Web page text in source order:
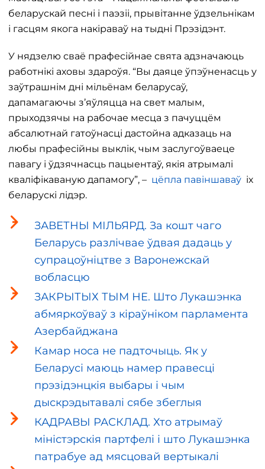
беларускай песні і паэзіі, прывітанне ўдзельнікам
і гасцям якога накіраваў на тыдні Прэзідэнт.
У нядзелю сваё прафесійнае свята адзначаюць
работнікі аховы здароўя. “Вы даяце ўпэўненасць у
заўтрашнім дні мільёнам беларусаў,
дапамагаючы з’яўляцца на свет малым,
прыходзячы на ​​рабочае месца з пачуццём
абсалютнай гатоўнасці дастойна адказаць на
любы прафесійны выклік, чым заслугоўваеце
павагу і ўдзячнасць пацыентаў, якія атрымалі
кваліфікаваную дапамогу”, – цёпла павіншаваў іх
беларускі лідэр.
ЗАВЕТНЫ МІЛЬЯРД. За кошт чаго
Беларусь разлічвае ўдвая дадаць у
супрацоўніцтве з Варонежскай
вобласцю
ЗАКРЫТЫХ ТЫМ НЕ. Што Лукашэнка
абмяркоўваў з кіраўніком парламента
Азербайджана
Камар носа не падточыць. Як у
Беларусі маюць намер правесці
прэзідэнцкія выбары і чым
дыскрэдытавалі сябе збеглыя
КАДРАВЫ РАСКЛАД. Хто атрымаў
міністэрскія партфелі і што Лукашэнка
патрабуе ад мясцовай вертыкалі